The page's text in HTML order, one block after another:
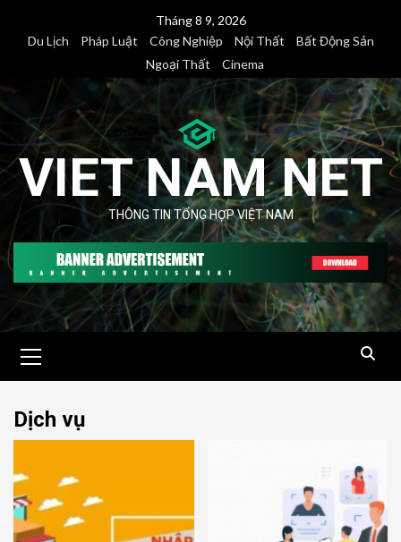
Tháng 8 9, 2026
Du Lịch
Pháp Luật Công Nghiệp Nội Thất
Bất Động Sản
Ngoại Thất
Cinema
VIET NAM NET
THÔNG TIN TỔNG HỢP VIỆT NAM
Menu
Dịch vụ